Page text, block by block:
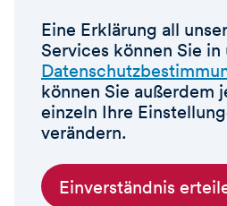
Eine Erklärung all
Services können Sie in
können Sie außerdem
einzeln Ihre
verändern.
Einverständnis